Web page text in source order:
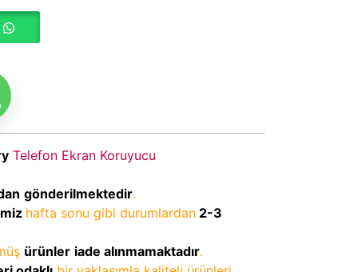
Telefon Ekran Koruyucu
gönderilmektedir.
hafta sonu gibi durumlardan 2-3
ürünler iade alınmamaktadır.